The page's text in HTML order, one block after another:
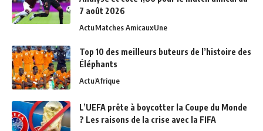
7 août 2026
ActuMatches AmicauxUne
Top 10 des meilleurs buteurs de l’histoire des
Éléphants
ActuAfrique
L’UEFA prête à boycotter la Coupe du Monde
? Les raisons de la crise avec la FIFA